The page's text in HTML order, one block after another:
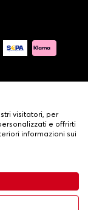
al carrello
visitatori, per
e offrirti
informazioni sui